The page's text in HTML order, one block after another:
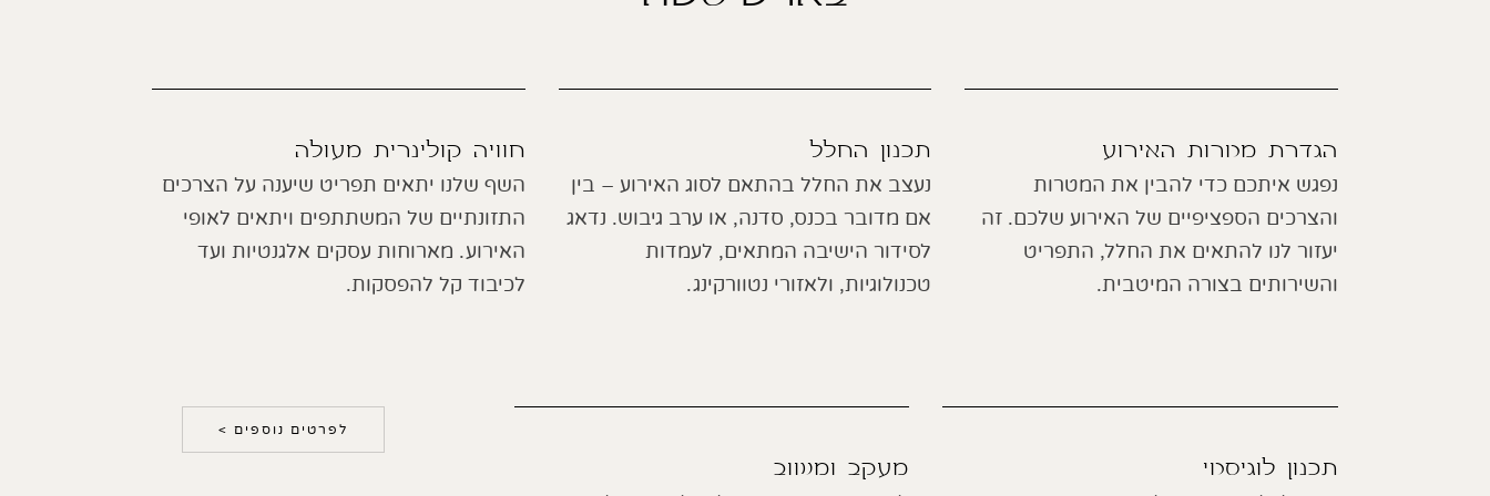
הגדרת מטרות האירוע
נפגש איתכם כדי להבין את המטרות
והצרכים הספציפיים של האירוע שלכם. זה
יעזור לנו להתאים את החלל, התפריט
והשירותים בצורה המיטבית.
תכנון החלל
נעצב את החלל בהתאם לסוג האירוע – בין
אם מדובר בכנס, סדנה, או ערב גיבוש. נדאג
לסידור הישיבה המתאים, לעמדות
טכנולוגיות, ולאזורי נטוורקינג.
חוויה קולינרית מעולה
השף שלנו יתאים תפריט שיענה על הצרכים
התזונתיים של המשתתפים ויתאים לאופי
האירוע. מארוחות עסקים אלגנטיות ועד
לכיבוד קל להפסקות.
תכנון לוגיסטי מעקב ומשוב
לפרטים נוספים >